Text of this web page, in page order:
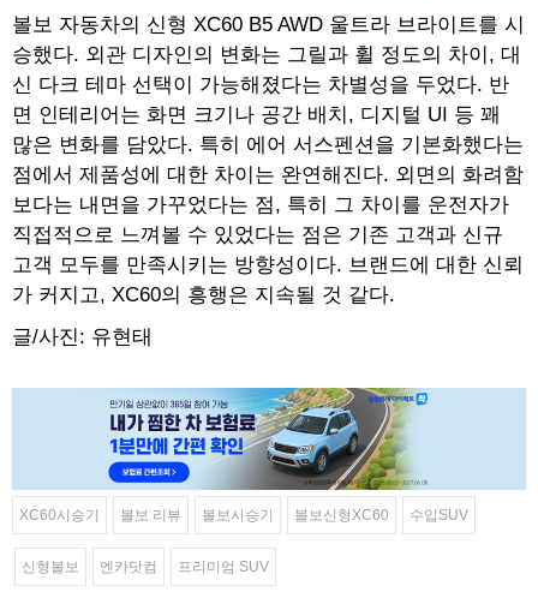
볼보 자동차의 신형 XC60 B5 AWD 울트라 브라이트를 시
승했다. 외관 디자인의 변화는 그릴과 휠 정도의 차이, 대
신 다크 테마 선택이 가능해졌다는 차별성을 두었다. 반
면 인테리어는 화면 크기나 공간 배치, 디지털 UI 등 꽤
많은 변화를 담았다. 특히 에어 서스펜션을 기본화했다는
점에서 제품성에 대한 차이는 완연해진다. 외면의 화려함
보다는 내면을 가꾸었다는 점, 특히 그 차이를 운전자가
직접적으로 느껴볼 수 있었다는 점은 기존 고객과 신규
고객 모두를 만족시키는 방향성이다. 브랜드에 대한 신뢰
가 커지고, XC60의 흥행은 지속될 것 같다.
글/사진: 유현태
XC60시승기 볼보 리뷰 볼보시승기 볼보신형XC60 수입SUV
신형볼보 엔카닷컴 프리미엄 SUV